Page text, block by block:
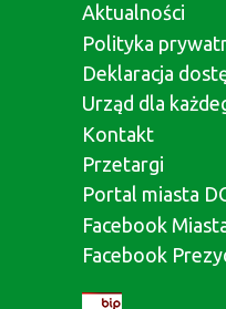
Aktualności
Polityka
Deklaracja
Urząd dla
Kontakt
Przetargi
Portal miasta
Facebook
Facebook